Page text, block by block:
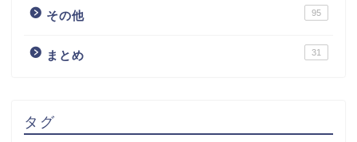
その他 95
まとめ 31
タグ